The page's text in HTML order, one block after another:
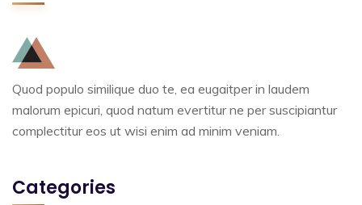
Quod populo similique duo te, ea eugaitper in laudem
malorum epicuri, quod natum evertitur ne per suscipiantur
complectitur eos ut wisi enim ad minim veniam.
Categories